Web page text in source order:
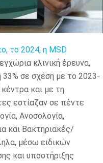
το 2024, η MSD
κλινική έρευνα,
σε σχέση με το 2023-
και με τη
εστίαζαν σε πέντε
Ανοσολογία,
και Βακτηριακές/
μέσω ειδικών
και υποστήριξης